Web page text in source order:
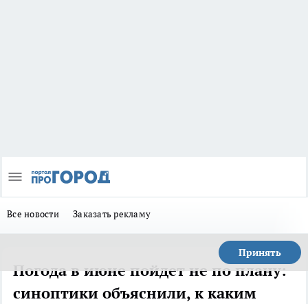
Все новости Заказать рекламу
Принять
Погода в июне пойдет не по плану:
синоптики объяснили, к каким